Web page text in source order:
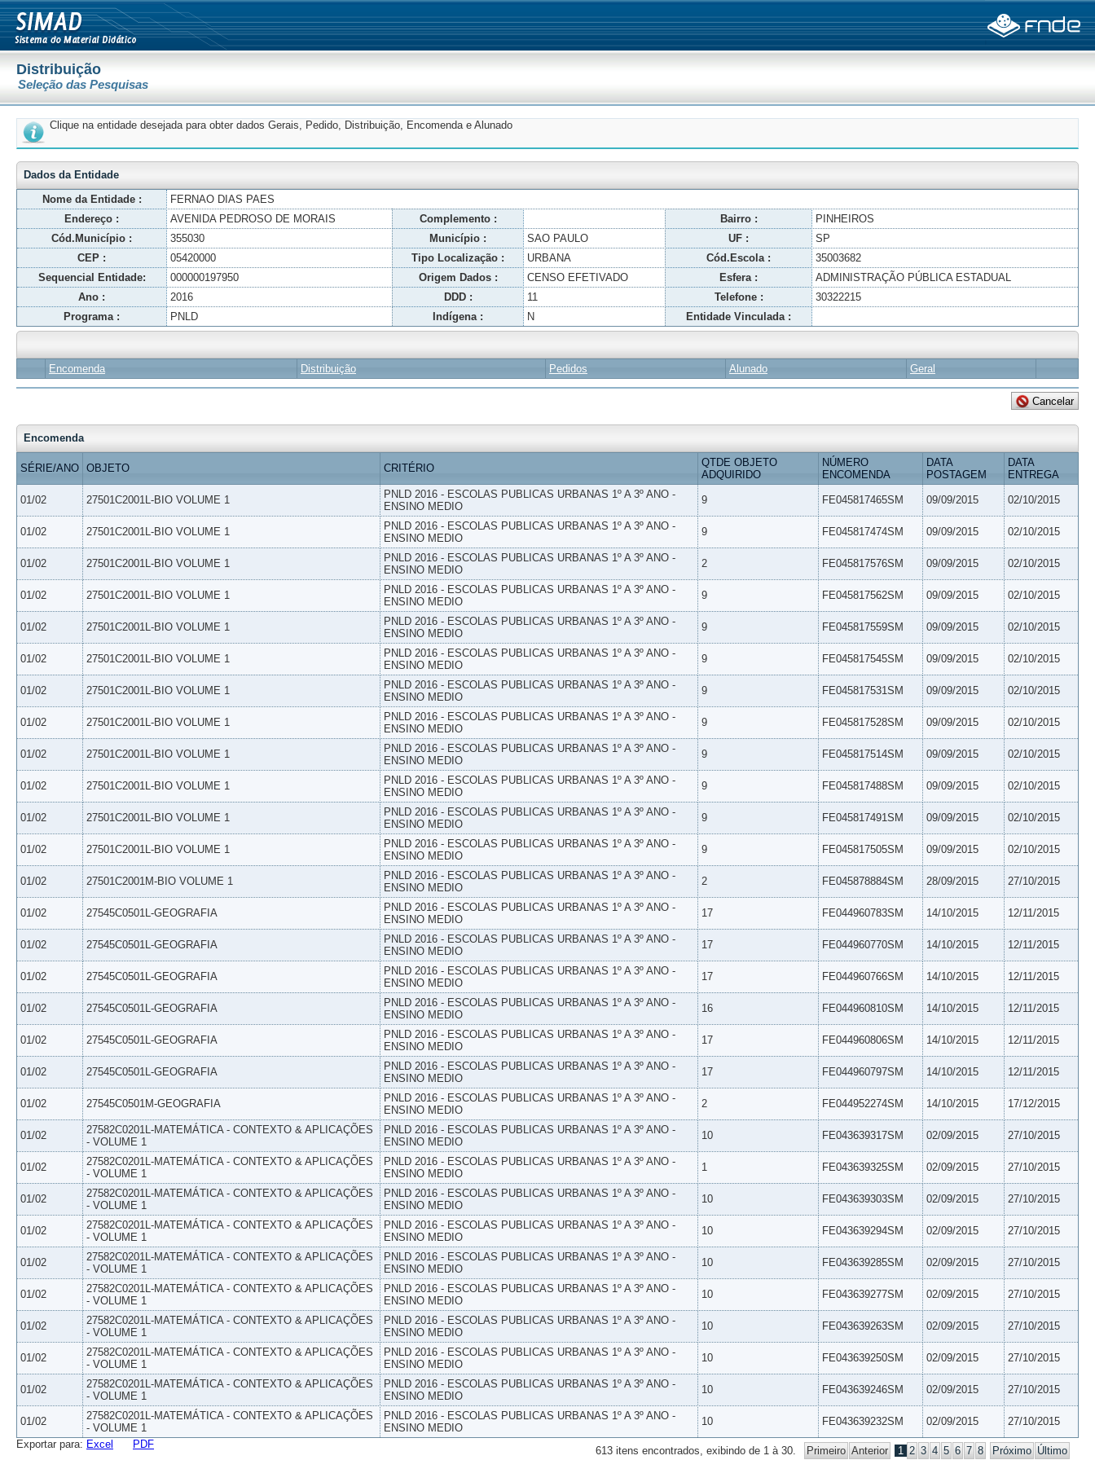
Distribuição
Seleção das Pesquisas
Clique na entidade desejada para obter dados Gerais, Pedido, Distribuição, Encomenda e Alunado
Dados da Entidade
Nome da Entidade :
FERNAO DIAS PAES
Endereço :
AVENIDA PEDROSO DE MORAIS Complemento : Bairro :
PINHEIROS
Cód.Município :
355030 Município : SAO PAULO UF :
SP
CEP :
05420000 Tipo Localização : URBANA Cód.Escola :
35003682
Sequencial Entidade:
000000197950 Origem Dados : CENSO EFETIVADO Esfera :
ADMINISTRAÇÃO PÚBLICA ESTADUAL
Ano :
2016 DDD : 11 Telefone :
30322215
Programa :
PNLD Indígena : N Entidade Vinculada :
Encomenda Distribuição Pedidos Alunado Geral
Encomenda
SÉRIE/ANO OBJETO CRITÉRIO
QTDE OBJETO
ADQUIRIDO
NÚMERO
ENCOMENDA
DATA
POSTAGEM
DATA
ENTREGA
01/02 27501C2001L-BIO VOLUME 1
PNLD 2016 - ESCOLAS PUBLICAS URBANAS 1º A 3º ANO -
ENSINO MEDIO
9 FE045817465SM 09/09/2015 02/10/2015
01/02 27501C2001L-BIO VOLUME 1
PNLD 2016 - ESCOLAS PUBLICAS URBANAS 1º A 3º ANO -
ENSINO MEDIO
9 FE045817474SM 09/09/2015 02/10/2015
01/02 27501C2001L-BIO VOLUME 1
PNLD 2016 - ESCOLAS PUBLICAS URBANAS 1º A 3º ANO -
ENSINO MEDIO
2 FE045817576SM 09/09/2015 02/10/2015
01/02 27501C2001L-BIO VOLUME 1
PNLD 2016 - ESCOLAS PUBLICAS URBANAS 1º A 3º ANO -
ENSINO MEDIO
9 FE045817562SM 09/09/2015 02/10/2015
01/02 27501C2001L-BIO VOLUME 1
PNLD 2016 - ESCOLAS PUBLICAS URBANAS 1º A 3º ANO -
ENSINO MEDIO
9 FE045817559SM 09/09/2015 02/10/2015
01/02 27501C2001L-BIO VOLUME 1
PNLD 2016 - ESCOLAS PUBLICAS URBANAS 1º A 3º ANO -
ENSINO MEDIO
9 FE045817545SM 09/09/2015 02/10/2015
01/02 27501C2001L-BIO VOLUME 1
PNLD 2016 - ESCOLAS PUBLICAS URBANAS 1º A 3º ANO -
ENSINO MEDIO
9 FE045817531SM 09/09/2015 02/10/2015
01/02 27501C2001L-BIO VOLUME 1
PNLD 2016 - ESCOLAS PUBLICAS URBANAS 1º A 3º ANO -
ENSINO MEDIO
9 FE045817528SM 09/09/2015 02/10/2015
01/02 27501C2001L-BIO VOLUME 1
PNLD 2016 - ESCOLAS PUBLICAS URBANAS 1º A 3º ANO -
ENSINO MEDIO
9 FE045817514SM 09/09/2015 02/10/2015
01/02 27501C2001L-BIO VOLUME 1
PNLD 2016 - ESCOLAS PUBLICAS URBANAS 1º A 3º ANO -
ENSINO MEDIO
9 FE045817488SM 09/09/2015 02/10/2015
01/02 27501C2001L-BIO VOLUME 1
PNLD 2016 - ESCOLAS PUBLICAS URBANAS 1º A 3º ANO -
ENSINO MEDIO
9 FE045817491SM 09/09/2015 02/10/2015
01/02 27501C2001L-BIO VOLUME 1
PNLD 2016 - ESCOLAS PUBLICAS URBANAS 1º A 3º ANO -
ENSINO MEDIO
9 FE045817505SM 09/09/2015 02/10/2015
01/02 27501C2001M-BIO VOLUME 1
PNLD 2016 - ESCOLAS PUBLICAS URBANAS 1º A 3º ANO -
ENSINO MEDIO
2 FE045878884SM 28/09/2015 27/10/2015
01/02 27545C0501L-GEOGRAFIA
PNLD 2016 - ESCOLAS PUBLICAS URBANAS 1º A 3º ANO -
ENSINO MEDIO
17 FE044960783SM 14/10/2015 12/11/2015
01/02 27545C0501L-GEOGRAFIA
PNLD 2016 - ESCOLAS PUBLICAS URBANAS 1º A 3º ANO -
ENSINO MEDIO
17 FE044960770SM 14/10/2015 12/11/2015
01/02 27545C0501L-GEOGRAFIA
PNLD 2016 - ESCOLAS PUBLICAS URBANAS 1º A 3º ANO -
ENSINO MEDIO
17 FE044960766SM 14/10/2015 12/11/2015
01/02 27545C0501L-GEOGRAFIA
PNLD 2016 - ESCOLAS PUBLICAS URBANAS 1º A 3º ANO -
ENSINO MEDIO
16 FE044960810SM 14/10/2015 12/11/2015
01/02 27545C0501L-GEOGRAFIA
PNLD 2016 - ESCOLAS PUBLICAS URBANAS 1º A 3º ANO -
ENSINO MEDIO
17 FE044960806SM 14/10/2015 12/11/2015
01/02 27545C0501L-GEOGRAFIA
PNLD 2016 - ESCOLAS PUBLICAS URBANAS 1º A 3º ANO -
ENSINO MEDIO
17 FE044960797SM 14/10/2015 12/11/2015
01/02 27545C0501M-GEOGRAFIA
PNLD 2016 - ESCOLAS PUBLICAS URBANAS 1º A 3º ANO -
ENSINO MEDIO
2 FE044952274SM 14/10/2015 17/12/2015
01/02
27582C0201L-MATEMÁTICA - CONTEXTO & APLICAÇÕES
- VOLUME 1
PNLD 2016 - ESCOLAS PUBLICAS URBANAS 1º A 3º ANO -
ENSINO MEDIO
10 FE043639317SM 02/09/2015 27/10/2015
01/02
27582C0201L-MATEMÁTICA - CONTEXTO & APLICAÇÕES
- VOLUME 1
PNLD 2016 - ESCOLAS PUBLICAS URBANAS 1º A 3º ANO -
ENSINO MEDIO
1 FE043639325SM 02/09/2015 27/10/2015
01/02
27582C0201L-MATEMÁTICA - CONTEXTO & APLICAÇÕES
- VOLUME 1
PNLD 2016 - ESCOLAS PUBLICAS URBANAS 1º A 3º ANO -
ENSINO MEDIO
10 FE043639303SM 02/09/2015 27/10/2015
01/02
27582C0201L-MATEMÁTICA - CONTEXTO & APLICAÇÕES
- VOLUME 1
PNLD 2016 - ESCOLAS PUBLICAS URBANAS 1º A 3º ANO -
ENSINO MEDIO
10 FE043639294SM 02/09/2015 27/10/2015
01/02
27582C0201L-MATEMÁTICA - CONTEXTO & APLICAÇÕES
- VOLUME 1
PNLD 2016 - ESCOLAS PUBLICAS URBANAS 1º A 3º ANO -
ENSINO MEDIO
10 FE043639285SM 02/09/2015 27/10/2015
01/02
27582C0201L-MATEMÁTICA - CONTEXTO & APLICAÇÕES
- VOLUME 1
PNLD 2016 - ESCOLAS PUBLICAS URBANAS 1º A 3º ANO -
ENSINO MEDIO
10 FE043639277SM 02/09/2015 27/10/2015
01/02
27582C0201L-MATEMÁTICA - CONTEXTO & APLICAÇÕES
- VOLUME 1
PNLD 2016 - ESCOLAS PUBLICAS URBANAS 1º A 3º ANO -
ENSINO MEDIO
10 FE043639263SM 02/09/2015 27/10/2015
01/02
27582C0201L-MATEMÁTICA - CONTEXTO & APLICAÇÕES
- VOLUME 1
PNLD 2016 - ESCOLAS PUBLICAS URBANAS 1º A 3º ANO -
ENSINO MEDIO
10 FE043639250SM 02/09/2015 27/10/2015
01/02
27582C0201L-MATEMÁTICA - CONTEXTO & APLICAÇÕES
- VOLUME 1
PNLD 2016 - ESCOLAS PUBLICAS URBANAS 1º A 3º ANO -
ENSINO MEDIO
10 FE043639246SM 02/09/2015 27/10/2015
01/02
27582C0201L-MATEMÁTICA - CONTEXTO & APLICAÇÕES
- VOLUME 1
PNLD 2016 - ESCOLAS PUBLICAS URBANAS 1º A 3º ANO -
ENSINO MEDIO
10 FE043639232SM 02/09/2015 27/10/2015
613 itens encontrados, exibindo de 1 à 30. Primeiro Anterior 1 2 3 4 5 6 7 8 Próximo Último
Exportar para: Excel PDF